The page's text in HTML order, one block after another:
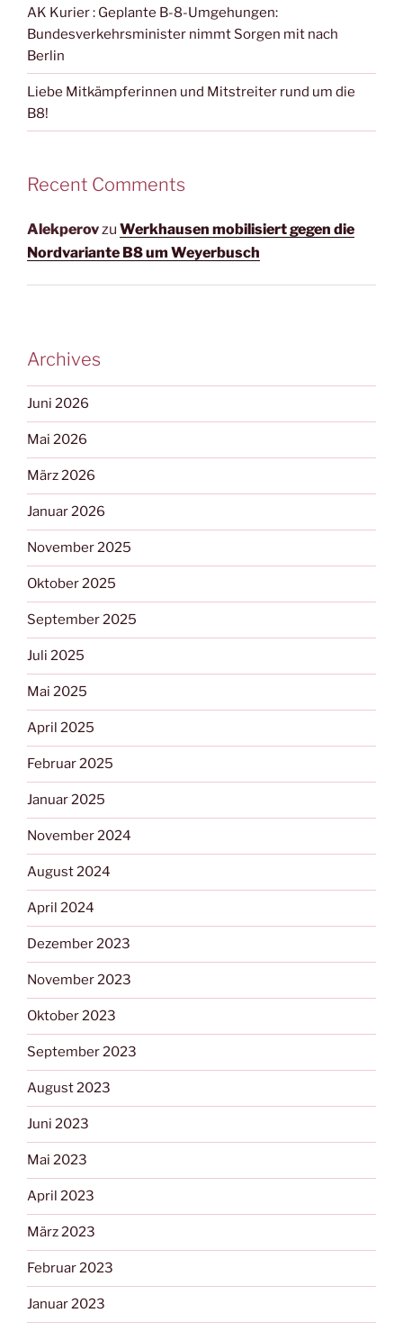
AK Kurier : Geplante B-8-Umgehungen:
Bundesverkehrsminister nimmt Sorgen mit nach
Berlin
Liebe Mitkämpferinnen und Mitstreiter rund um die
B8!
Recent Comments
Alekperovzu Werkhausen mobilisiert gegen die
Nordvariante B8 um Weyerbusch
Archives
Juni 2026
Mai 2026
März 2026
Januar 2026
November 2025
Oktober 2025
September 2025
Juli 2025
Mai 2025
April 2025
Februar 2025
Januar 2025
November 2024
August 2024
April 2024
Dezember 2023
November 2023
Oktober 2023
September 2023
August 2023
Juni 2023
Mai 2023
April 2023
März 2023
Februar 2023
Januar 2023